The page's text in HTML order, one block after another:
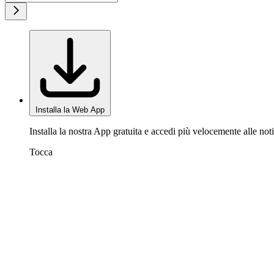
Installa la Web App
Installa la nostra App gratuita e accedi più velocemente alle
Tocca